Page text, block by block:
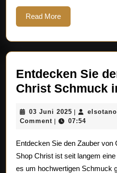
Read MoreRead
More
Entdecken Sie
Christ Schmuck
03 Juni 2025 03
Juni
|
Comment | 07:54
Entdecken Sie den Zauber
Shop Christ ist seit langem
es um hochwertigen Schmuck